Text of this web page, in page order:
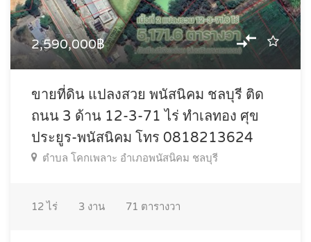
2,590,000฿
ขายที่ดิน แปลงสวย พนัสนิคม ชลบุรี ติด
ถนน 3 ด้าน 12-3-71 ไร่ ทำเลทอง ศุข
ประยูร-พนัสนิคม โทร 0818213624
ตำบล โคกเพลาะ อำเภอพนัสนิคม ชลบุรี
12ไร่ 3 งาน 71 ตารางวา